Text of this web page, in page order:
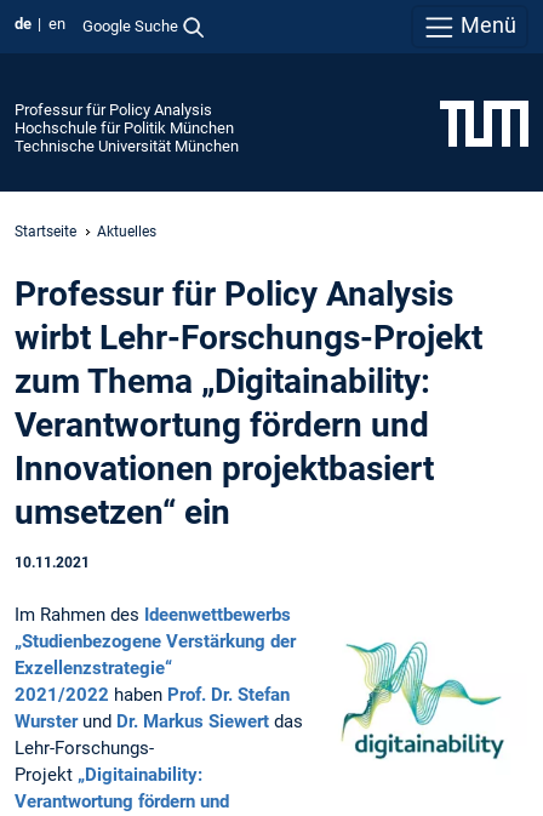
de en Google Suche Menü
Professur für Policy Analysis
Hochschule für Politik München
Technische Universität München
Startseite Aktuelles
Professur für Policy Analysis
wirbt Lehr-Forschungs-Projekt
zum Thema „Digitainability:
Verantwortung fördern und
Innovationen projektbasiert
umsetzen“ ein
10.11.2021
Im Rahmen des Ideenwettbewerbs
„Studienbezogene Verstärkung der
Exzellenzstrategie“
2021/2022 haben Prof. Dr. Stefan
Wursterund Dr. Markus Siewert das
Lehr-Forschungs-
Projekt „Digitainability:
Verantwortung fördern und